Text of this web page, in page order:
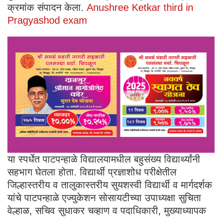
क्रमांक संपादन केला. Anushree Ketkar third in
Pragyashod exam
या स्पर्धेत पाटपन्हाळे विद्यालयामधील बहुसंख्य विद्यार्थ्यांनी
सहभाग घेतला होता. विद्यार्थी प्रज्ञाशोध परीक्षेतील
जिल्हास्तरीय व तालुकास्तरीय सुयशस्वी विद्यार्थी व मार्गदर्शक
यांचे पाटपन्हाळे एज्युकेशन सोसायटीच्या उपाध्यक्षा सुचिता
वेल्हाळ, सचिव सुधाकर चव्हाण व पदाधिकारी, मुख्याध्यापक